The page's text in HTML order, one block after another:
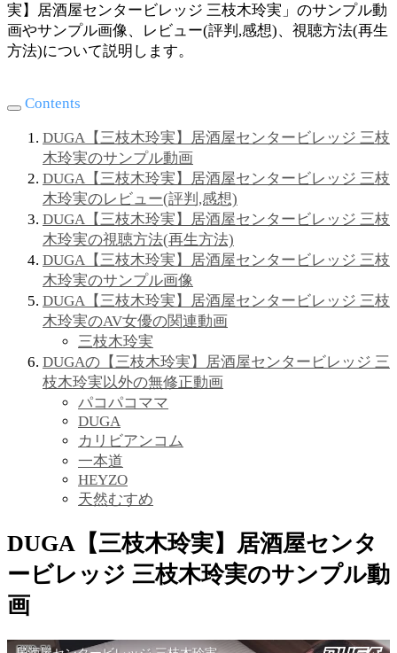
実】居酒屋センタービレッジ 三枝木玲実」のサンプル動
画やサンプル画像、レビュー(評判,感想)、視聴方法(再生
方法)について説明します。
Contents
DUGA【三枝木玲実】居酒屋センタービレッジ 三枝
木玲実のサンプル動画
DUGA【三枝木玲実】居酒屋センタービレッジ 三枝
木玲実のレビュー(評判,感想)
DUGA【三枝木玲実】居酒屋センタービレッジ 三枝
木玲実の視聴方法(再生方法)
DUGA【三枝木玲実】居酒屋センタービレッジ 三枝
木玲実のサンプル画像
DUGA【三枝木玲実】居酒屋センタービレッジ 三枝
木玲実のAV女優の関連動画
三枝木玲実
DUGAの【三枝木玲実】居酒屋センタービレッジ 三
枝木玲実以外の無修正動画
パコパコママ
DUGA
カリビアンコム
一本道
HEYZO
天然むすめ
DUGA【三枝木玲実】居酒屋センタ
ービレッジ 三枝木玲実のサンプル動
画